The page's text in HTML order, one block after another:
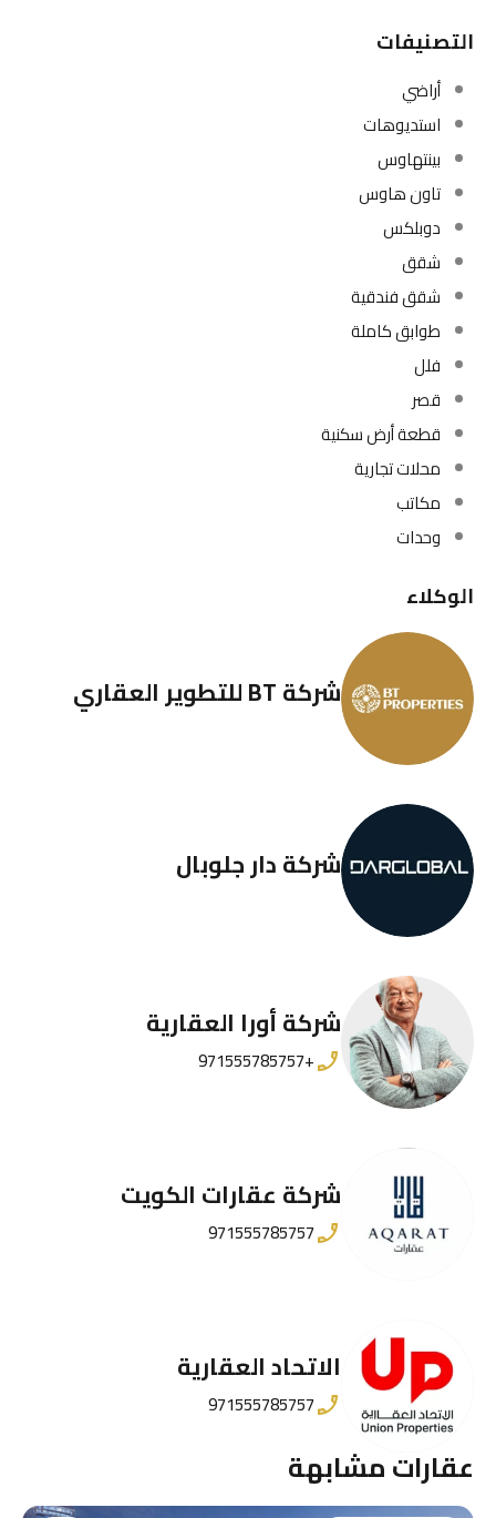
التصنيفات
أراضي
استديوهات
بينتهاوس
تاون هاوس
دوبلكس
شقق
شقق فندقية
طوابق كاملة
فلل
قصر
قطعة أرض سكنية
محلات تجارية
مكاتب
وحدات
الوكلاء
شركة BT للتطوير العقاري
شركة دار جلوبال
شركة أورا العقارية
+971555785757
شركة عقارات الكويت
971555785757
الاتحاد العقارية
971555785757
عقارات مشابهة